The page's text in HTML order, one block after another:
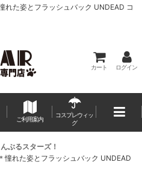
れた姿とフラッシュバック UNDEAD コ
カート ログイン
ご利用案内
コスプレウィッ
グ
ぶるスターズ！
憧れた姿とフラッシュバック UNDEAD